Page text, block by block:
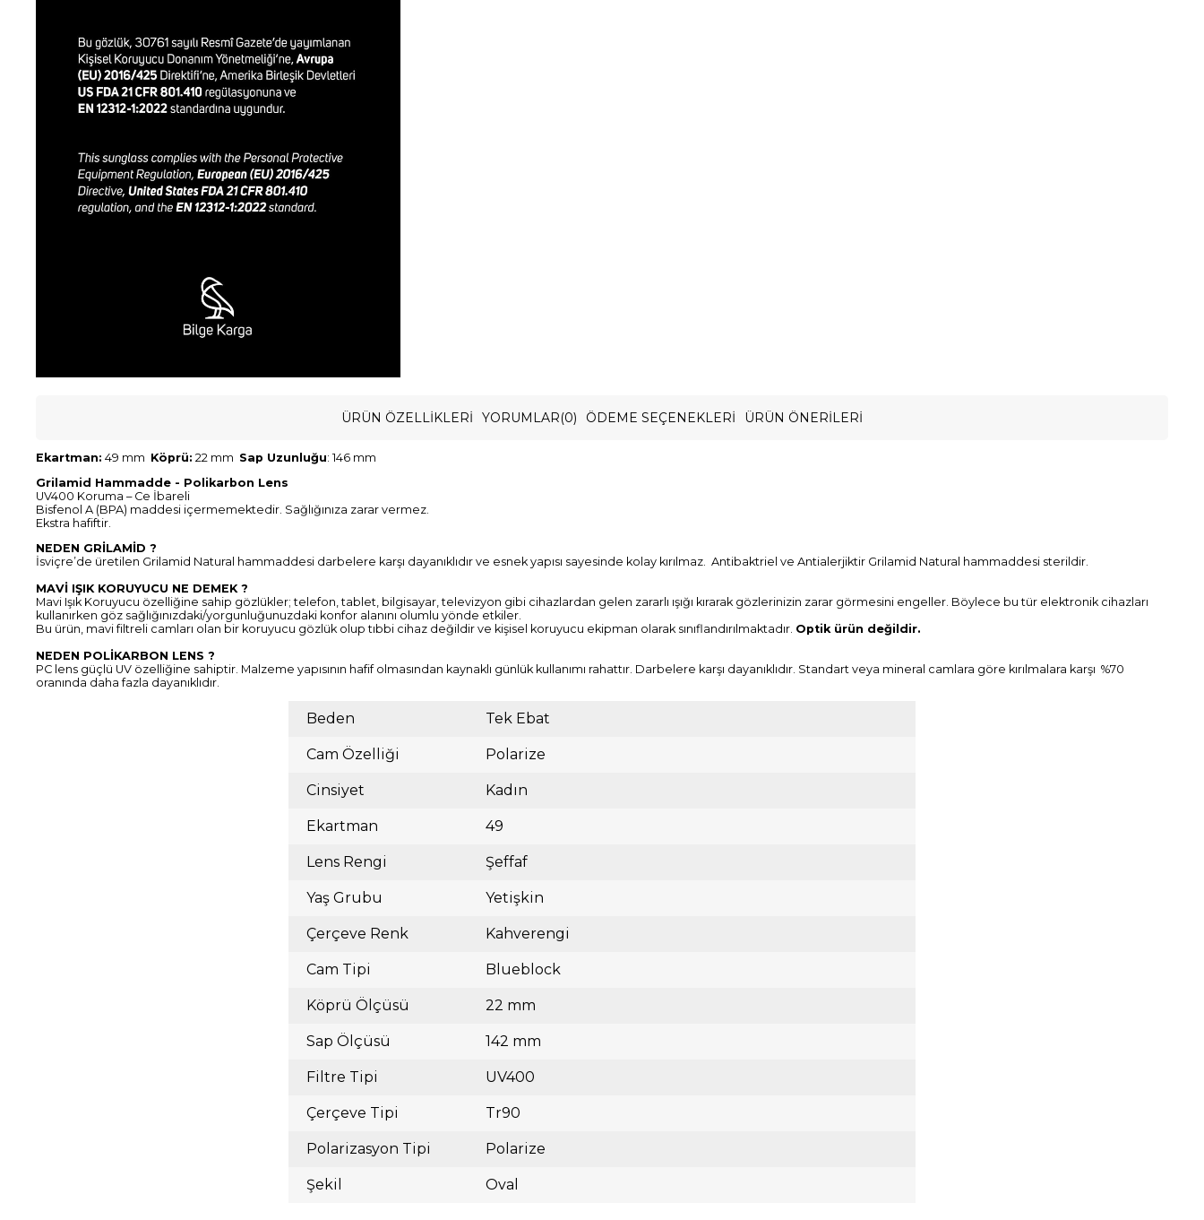
ÜRÜN ÖZELLIKLERI YORUMLAR(0) ÖDEME SEÇENEKLERI ÜRÜN ÖNERILERI
Ekartman: 49 mm Köprü: 22 mm Sap Uzunluğu: 146 mm
Grilamid Hammadde - Polikarbon Lens
UV400 Koruma – Ce İbareli
Bisfenol A (BPA) maddesi içermemektedir. Sağlığınıza zarar vermez.
Ekstra hafiftir.
NEDEN GRİLAMİD ?
İsviçre’de üretilen Grilamid Natural hammaddesi darbelere karşı dayanıklıdır ve esnek yapısı sayesinde kolay kırılmaz. Antibaktriel ve Antialerjiktir Grilamid Natural hammaddesi sterildir.
MAVİ IŞIK KORUYUCU NE DEMEK ?
Mavi Işık Koruyucu özelliğine sahip gözlükler; telefon, tablet, bilgisayar, televizyon gibi cihazlardan gelen zararlı ışığı kırarak gözlerinizin zarar görmesini engeller. Böylece bu tür elektronik cihazları
kullanırken göz sağlığınızdaki/yorgunluğunuzdaki konfor alanını olumlu yönde etkiler.
Bu ürün, mavi filtreli camları olan bir koruyucu gözlük olup tıbbi cihaz değildir ve kişisel koruyucu ekipman olarak sınıflandırılmaktadır. Optik ürün değildir.
NEDEN POLİKARBON LENS ?
PC lens güçlü UV özelliğine sahiptir. Malzeme yapısının hafif olmasından kaynaklı günlük kullanımı rahattır. Darbelere karşı dayanıklıdır. Standart veya mineral camlara göre kırılmalara karşı %70
oranında daha fazla dayanıklıdır.
Beden Tek Ebat
Cam Özelliği Polarize
Cinsiyet Kadın
Ekartman 49
Lens Rengi Şeffaf
Yaş Grubu Yetişkin
Çerçeve Renk Kahverengi
Cam Tipi Blueblock
Köprü Ölçüsü 22 mm
Sap Ölçüsü 142 mm
Filtre Tipi UV400
Çerçeve Tipi Tr90
Polarizasyon Tipi Polarize
Şekil Oval